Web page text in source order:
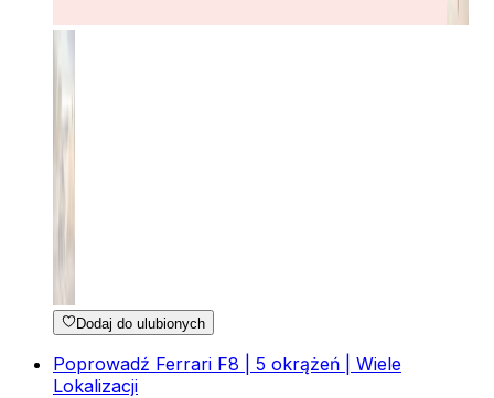
Dodaj do ulubionych
Poprowadź Ferrari F8 | 5 okrążeń | Wiele
Lokalizacji